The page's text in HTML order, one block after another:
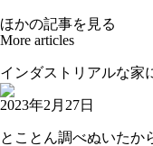
ほかの記事を見る
More articles
インダストリアルな
2023年2月27日
とことん調べぬいた